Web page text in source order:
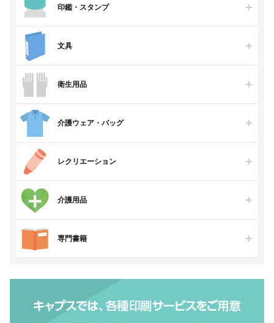
印鑑・スタンプ
文具
衛生用品
介護ウェア・バッグ
レクリエーション
介護用品
専門書籍